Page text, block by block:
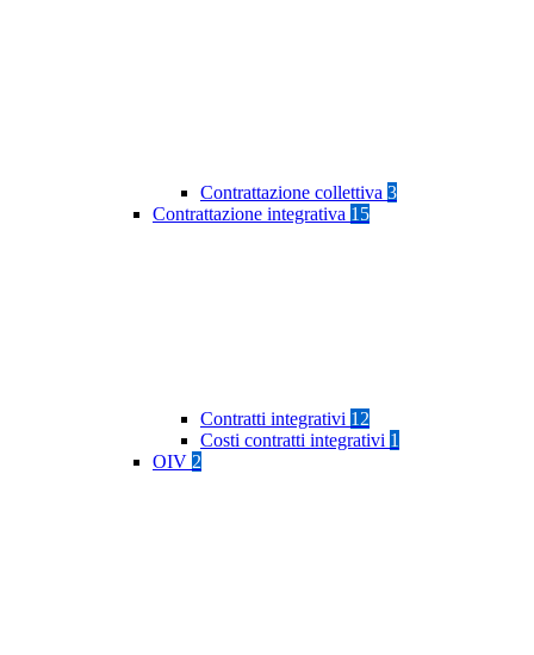
Contrattazione collettiva 3
Contrattazione integrativa 15
Contratti integrativi 12
Costi contratti integrativi 1
OIV 2